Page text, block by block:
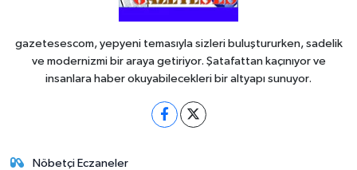
gazetesescom, yepyeni temasıyla sizleri buluştururken, sadelik
ve modernizmi bir araya getiriyor. Şatafattan kaçınıyor ve
insanlara haber okuyabilecekleri bir altyapı sunuyor.
Nöbetçi Eczaneler